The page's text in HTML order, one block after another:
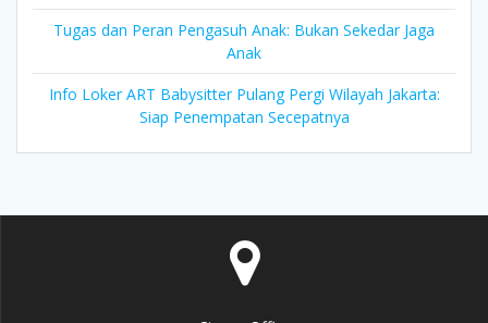
Tugas dan Peran Pengasuh Anak: Bukan Sekedar Jaga
Anak
Info Loker ART Babysitter Pulang Pergi Wilayah Jakarta:
Siap Penempatan Secepatnya